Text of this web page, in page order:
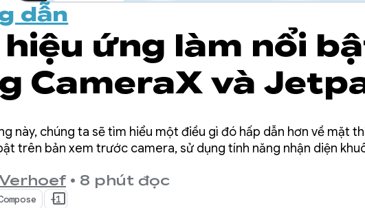
dẫn
hiệu ứng làm nổi
CameraX và
này, chúng ta sẽ tìm hiểu một điều gì đó hấp dẫn hơn về mặt
trên bản xem trước camera, sử dụng tính năng nhận diện
• 8 phút đọc
+1